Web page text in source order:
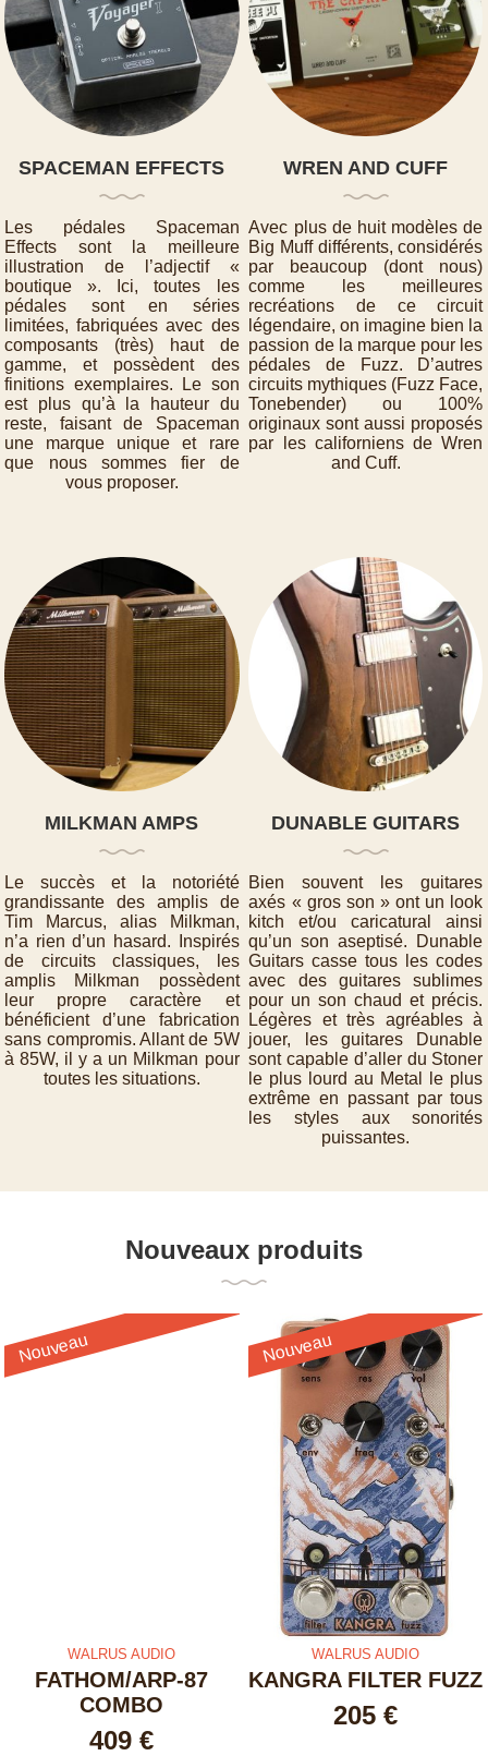
SPACEMAN EFFECTS
Les pédales Spaceman
Effects sont la meilleure
illustration de l’adjectif «
boutique ». Ici, toutes les
pédales sont en séries
limitées, fabriquées avec des
composants (très) haut de
gamme, et possèdent des
finitions exemplaires. Le son
est plus qu’à la hauteur du
reste, faisant de Spaceman
une marque unique et rare
que nous sommes fier de
vous proposer.
WREN AND CUFF
Avec plus de huit modèles de
Big Muff différents, considérés
par beaucoup (dont nous)
comme les meilleures
recréations de ce circuit
légendaire, on imagine bien la
passion de la marque pour les
pédales de Fuzz. D’autres
circuits mythiques (Fuzz Face,
Tonebender) ou 100%
originaux sont aussi proposés
par les californiens de Wren
and Cuff.
MILKMAN AMPS
Le succès et la notoriété
grandissante des amplis de
Tim Marcus, alias Milkman,
n’a rien d’un hasard. Inspirés
de circuits classiques, les
amplis Milkman possèdent
leur propre caractère et
bénéficient d’une fabrication
sans compromis. Allant de 5W
à 85W, il y a un Milkman pour
toutes les situations.
DUNABLE GUITARS
Bien souvent les guitares
axés « gros son » ont un look
kitch et/ou caricatural ainsi
qu’un son aseptisé. Dunable
Guitars casse tous les codes
avec des guitares sublimes
pour un son chaud et précis.
Légères et très agréables à
jouer, les guitares Dunable
sont capable d’aller du Stoner
le plus lourd au Metal le plus
extrême en passant par tous
les styles aux sonorités
puissantes.
Nouveaux produits
Nouveau
WALRUS AUDIO
FATHOM/ARP-87
COMBO
409 €
Nouveau
WALRUS AUDIO
KANGRA FILTER FUZZ
205 €